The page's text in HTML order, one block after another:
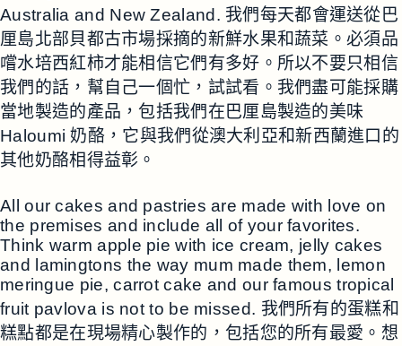
Australia and New Zealand. 我們每天都會運送從巴
厘島北部貝都古市場採摘的新鮮水果和蔬菜。必須品
嚐水培西紅柿才能相信它們有多好。所以不要只相信
我們的話，幫自己一個忙，試試看。我們盡可能採購
當地製造的產品，包括我們在巴厘島製造的美味
Haloumi 奶酪，它與我們從澳大利亞和新西蘭進口的
其他奶酪相得益彰。
All our cakes and pastries are made with love on
the premises and include all of your favorites.
Think warm apple pie with ice cream, jelly cakes
and lamingtons the way mum made them, lemon
meringue pie, carrot cake and our famous tropical
fruit pavlova is not to be missed. 我們所有的蛋糕和
糕點都是在現場精心製作的，包括您的所有最愛。想